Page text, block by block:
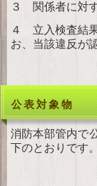
３ 関係者に対
４ 立入検査結
お、当該違反が
公表対象物
消防本部管内で
下のとおりです。